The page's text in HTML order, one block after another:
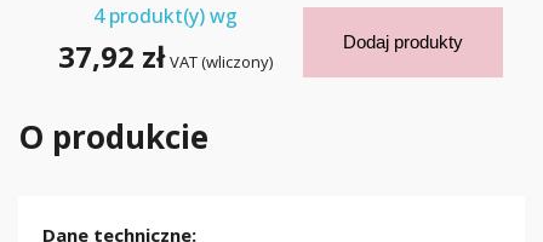
4produkt(y) wg
37,92 zł VAT (wliczony)
Dodaj produkty
O produkcie
Dane techniczne: